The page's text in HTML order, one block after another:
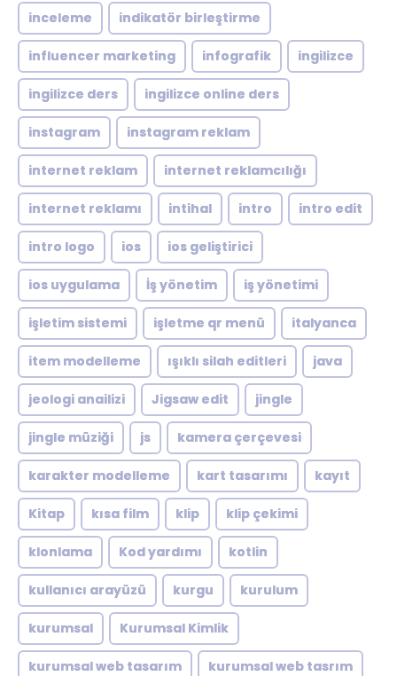
inceleme indikatör birleştirme
influencer marketing infografik ingilizce
ingilizce ders ingilizce online ders
instagram instagram reklam
internet reklam internet reklamcılığı
internet reklamı intihal intro intro edit
intro logo ios ios geliştirici
ios uygulama İş yönetim iş yönetimi
işletim sistemi işletme qr menü italyanca
item modelleme ışıklı silah editleri java
jeologi anailizi Jigsaw edit jingle
jingle müziği js kamera çerçevesi
karakter modelleme kart tasarımı kayıt
Kitap kısa film klip klip çekimi
klonlama Kod yardımı kotlin
kullanıcı arayüzü kurgu kurulum
kurumsal Kurumsal Kimlik
kurumsal web tasarım kurumsal web tasrım